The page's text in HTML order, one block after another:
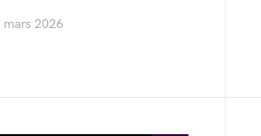
mars 2026